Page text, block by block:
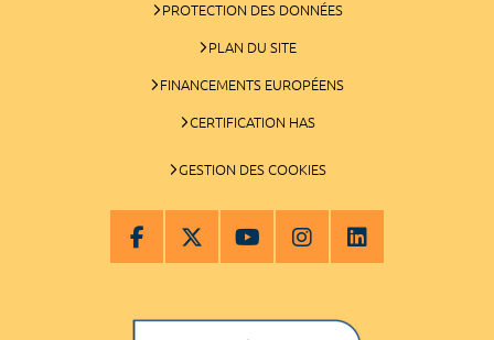
PROTECTION DES DONNÉES
PLAN DU SITE
FINANCEMENTS EUROPÉENS
CERTIFICATION HAS
GESTION DES COOKIES